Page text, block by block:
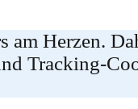
Herzen.
Tracking-